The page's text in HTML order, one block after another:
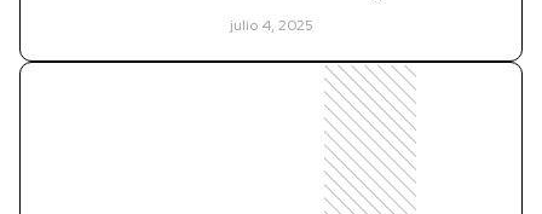
julio 4, 2025